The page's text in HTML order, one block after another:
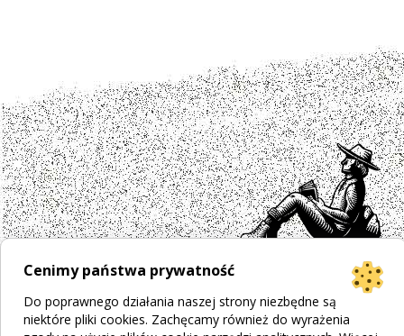
Cenimy państwa prywatność
Do poprawnego działania naszej strony niezbędne są
niektóre pliki cookies. Zachęcamy również do wyrażenia
Projekt stronyBogumiła Płachecka
Realizacja© 2026 WEBOPCJA.pl